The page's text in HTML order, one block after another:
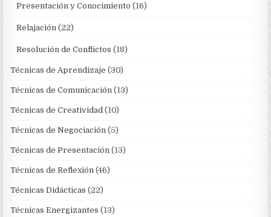
Presentación y Conocimiento (16)
Relajación (22)
Resolución de Conflictos (18)
Técnicas de Aprendizaje (30)
Técnicas de Comunicación (13)
Técnicas de Creatividad (10)
Técnicas de Negociación (5)
Técnicas de Presentación (13)
Técnicas de Reflexión (46)
Técnicas Didácticas (22)
Técnicas Energizantes (13)